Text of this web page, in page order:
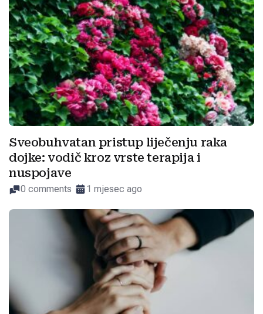
Sveobuhvatan pristup liječenju raka
dojke: vodič kroz vrste terapija i
nuspojave
0 comments 1 mjesec ago